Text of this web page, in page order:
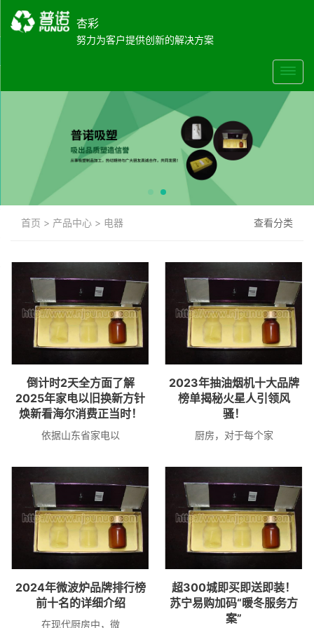
杏彩
努力为客户提供创新的解决方案
首页 > 产品中心 > 电器 查看分类
倒计时2天全方面了解
2025年家电以旧换新方针
焕新看海尔消费正当时！
依据山东省家电以
2023年抽油烟机十大品牌
榜单揭秘火星人引领风
骚！
厨房，对于每个家
2024年微波炉品牌排行榜
前十名的详细介绍
在现代厨房中，微
超300城即买即送即装！
苏宁易购加码“暖冬服务方
案”